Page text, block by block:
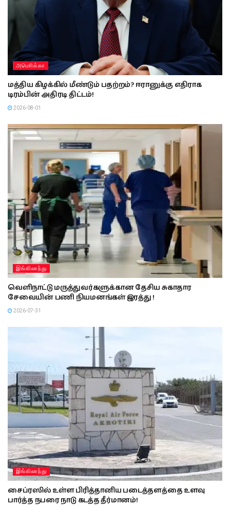
அமொிக்கா
மத்திய கிழக்கில் மீண்டும் பதற்றம்? ஈரானுக்கு எதிராக
டிரம்பின் அதிரடி திட்டம்!
2026-08-01
இங்கிலாந்து
வெளிநாட்டு மருத்துவர்களுக்கான தேசிய சுகாதார
சேவையின் பணி நியமனங்கள் இரத்து !
2026-07-31
இங்கிலாந்து
சைப்ரஸில் உள்ள பிரித்தானிய படைத்தளத்தை உளவு
பார்த்த நபரை நாடு கடத்த தீர்மானம்!